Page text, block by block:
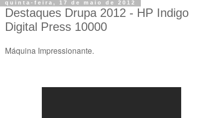
quinta-feira, 17 de maio de 2012
Destaques Drupa 2012 - HP Indigo
Digital Press 10000
Máquina Impressionante.